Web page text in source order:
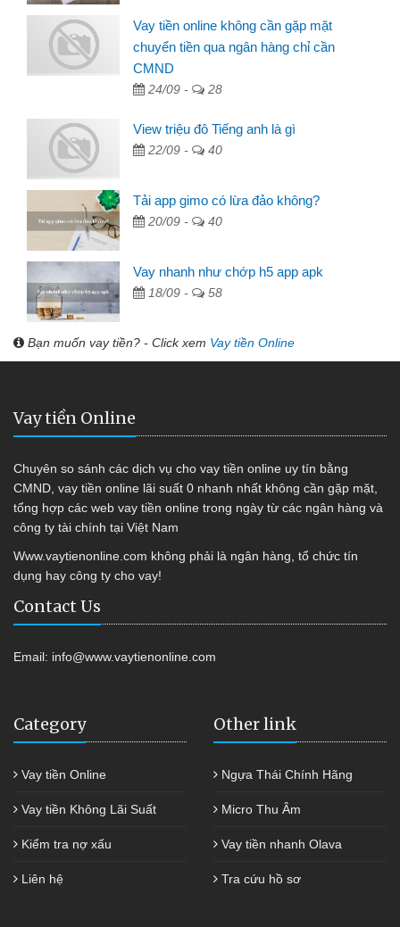
Vay tiền online không cần gặp mặt
chuyển tiền qua ngân hàng chỉ cần
CMND
24/09 - 28
View triệu đô Tiếng anh là gì
22/09 - 40
Tải app gimo có lừa đảo không?
20/09 - 40
Vay nhanh như chớp h5 app apk
18/09 - 58
Bạn muốn vay tiền? - Click xem Vay tiền Online
Vay tiền Online
Chuyên so sánh các dịch vụ cho vay tiền online uy tín bằng
CMND, vay tiền online lãi suất 0 nhanh nhất không cần gặp mặt,
tổng hợp các web vay tiền online trong ngày từ các ngân hàng và
công ty tài chính tại Việt Nam
Www.vaytienonline.com không phải là ngân hàng, tổ chức tín
dụng hay công ty cho vay!
Contact Us
Email: info@www.vaytienonline.com
Category
Vay tiền Online
Vay tiền Không Lãi Suất
Kiểm tra nợ xấu
Liên hệ
Other link
Ngựa Thái Chính Hãng
Micro Thu Âm
Vay tiền nhanh Olava
Tra cứu hồ sơ